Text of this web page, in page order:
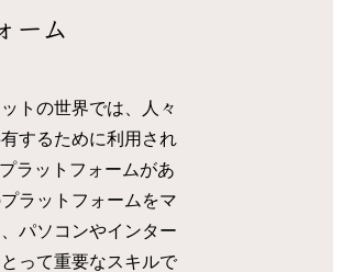
ーム
トの世界では、人々
するために利用され
ラットフォームがあ
ラットフォームをマ
パソコンやインター
って重要なスキルで